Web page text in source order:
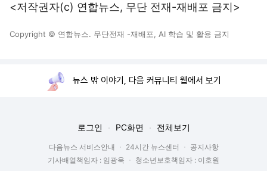
<저작권자(c) 연합뉴스, 무단 전재-재배포 금지>
Copyright © 연합뉴스. 무단전재 -재배포, AI 학습 및 활용 금지
뉴스 밖 이야기, 다음 커뮤니티 웹에서 보기
로그인 PC화면 전체보기
다음뉴스 서비스안내 24시간 뉴스센터
공지사항
기사배열책임자 : 임광욱
청소년보호책임자 : 이호원